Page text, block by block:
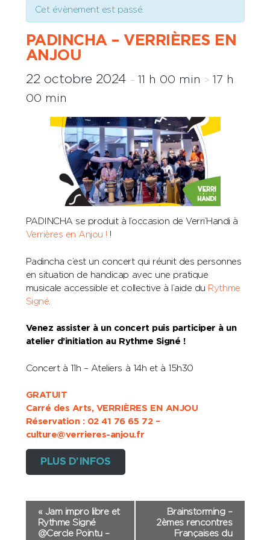
Cet évènement est passé.
PADINCHA – VERRIÈRES EN
ANJOU
22 octobre 2024 – 11 h 00 min > 17 h
00 min
PADINCHA se produit à l’occasion de Verri’Handi à
Verrières en Anjou ! !
Padincha c’est un concert qui réunit des personnes
en situation de handicap avec une pratique
musicale accessible et collective à l’aide du Rythme
Signé
Venez assister à un concert puis participer à un
atelier d’initiation au Rythme Signé !
Concert à 11h – Ateliers à 14h et à 15h30
GRATUIT
Carré des Arts, VERRIÈRES EN ANJOU
Réservation : 02 41 76 65 72 –
culture@verrieres-anjou.fr
PLUS D’INFOS
Navigation
Évènement
«Jam impro libre et
Rythme Signé
@Cercle Pointu –
Brainstorming –
2èmes rencontres
Françaises du